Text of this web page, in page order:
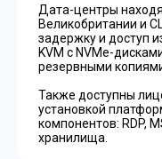
Дата-центры
Великобритании и
задержку и доступ
KVM с NVMe-
резервными
Также доступны
установкой
компонентов: RDP,
хранилища.